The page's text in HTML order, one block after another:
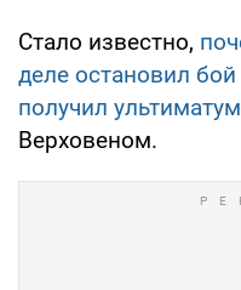
Стало известно,
деле остановил бой
получил ультиматум
Верховеном.